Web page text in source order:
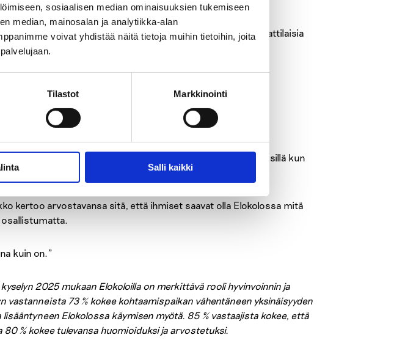
sosiaalisen median ominaisuuksien tukemiseen
median, mainosalan ja analytiikka-alan
voivat yhdistää näitä tietoja muihin tietoihin, joita
Tilastot Markkinointi
Salli kaikki
Paikalla käy myös sosiaali- ja terveysalan ammattilaisia
osallistua tai olla
ja tarvittaessa saa digitukea. Sitä Olavi Kokko ei tarvitse, sillä kun
siirtyi kokonaan älypuhelimen käyttöön.
kertoo arvostavansa sitä, että ihmiset saavat olla Elokolossa mitä
kuin on.”
2025 mukaan Elokoloilla on merkittävä rooli hyvinvoinnin ja
vastanneista 73 % kokee kohtaamispaikan vähentäneen yksinäisyyden
Elokolossa käymisen myötä. 85 % vastaajista kokee, että
80 % kokee tulevansa huomioiduksi ja arvostetuksi.